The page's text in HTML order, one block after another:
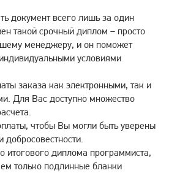
документ всего лишь за один
такой срочный диплом – просто
менеджеру, и он поможет
условиями
заказа как электронными, так и
Для Вас доступно множество
чтобы Вы могли быть уверены
добросовестности.
итогового диплома программиста,
только подлинные бланки